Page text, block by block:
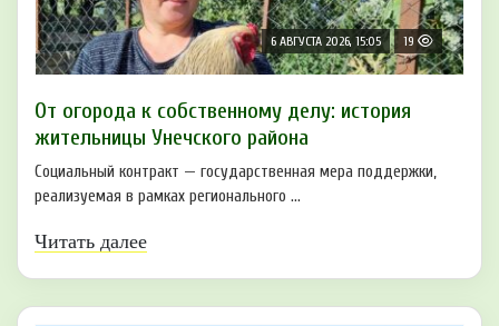
6 АВГУСТА 2026, 15:05 19
От огорода к собственному делу: история
жительницы Унечского района
Социальный контракт — государственная мера поддержки,
реализуемая в рамках регионального ...
Читать далее